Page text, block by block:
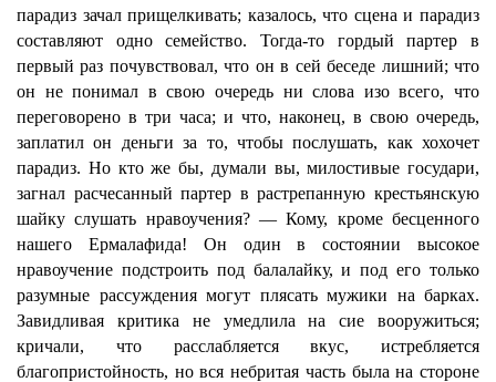
парадиз зачал прищелкивать; казалось, что сцена и парадиз
составляют одно семейство. Тогда-то гордый партер в
первый раз почувствовал, что он в сей беседе лишний; что
он не понимал в свою очередь ни слова изо всего, что
переговорено в три часа; и что, наконец, в свою очередь,
заплатил он деньги за то, чтобы послушать, как хохочет
парадиз. Но кто же бы, думали вы, милостивые государи,
загнал расчесанный партер в растрепанную крестьянскую
шайку слушать нравоучения? — Кому, кроме бесценного
нашего Ермалафида! Он один в состоянии высокое
нравоучение подстроить под балалайку, и под его только
разумные рассуждения могут плясать мужики на барках.
Завидливая критика не умедлила на сие вооружиться;
кричали, что расслабляется вкус, истребляется
благопристойность, но вся небритая часть была на стороне